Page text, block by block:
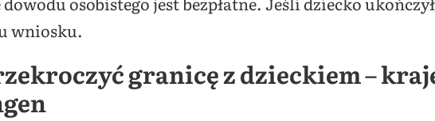
wniosku.
granicę z dzieckiem –